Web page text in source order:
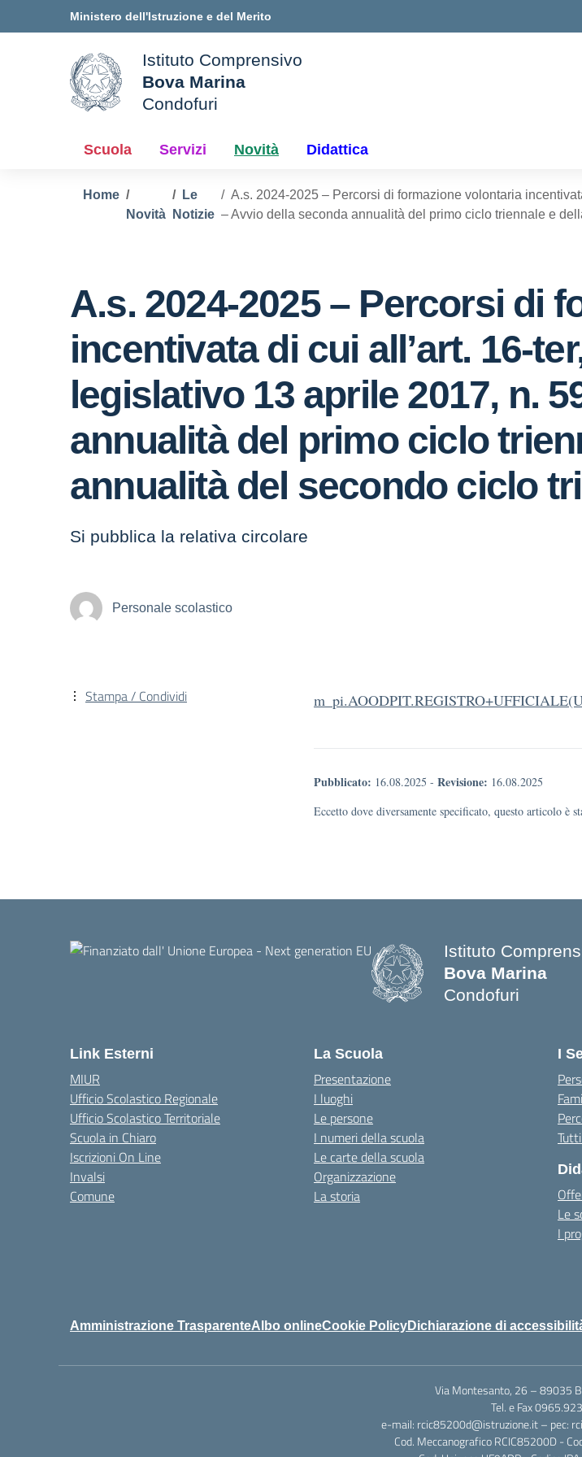
Vai ai contenuti
Vai al menu di navigazioneMinistero dell'Istruzione e del Merito
della scuola
Istituto Comprensivo
Bova Marina
Condofuri
Scuola Servizi Novità Didattica
Home
Novità
Le
Notizie
A.s. 2024-2025 – Percorsi di formazione volontaria
– Avvio della seconda annualità del primo ciclo triennale e
A.s. 2024-2025 – Percorsi di
incentivata di cui all’art. 16-
legislativo 13 aprile 2017, n.
annualità del primo ciclo
annualità del secondo ciclo
Si pubblica la relativa circolare
Personale scolastico
Pubblicato: 16.08.2025 - Revisione: 16.08.2025
Eccetto dove diversamente specificato, questo articolo
Stampa / Condividi
Istituto
Bova Marina
Condofuri
Link Esterni
MIUR
Ufficio Scolastico Regionale
Ufficio Scolastico Territoriale
Scuola in Chiaro
Iscrizioni On Line
Invalsi
Comune
La Scuola
Presentazione
I luoghi
Le persone
I numeri della scuola
Le carte della scuola
Organizzazione
La storia
I
Le
I
Amministrazione TrasparenteAlbo onlineCookie PolicyDichiarazione di
Via Montesanto, 26 – 89035
Tel. e Fax
e-mail: rcic85200d@istruzione.it – pec:
Cod. Meccanografico RCIC85200D -